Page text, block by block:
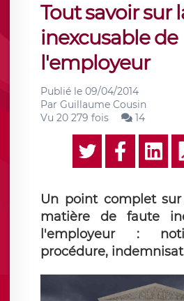
Tout savoir sur
inexcusable de
l'employeur
Publié le 09/04/2014
Par Guillaume Cousin
Vu 20 279 fois
14
Un point complet
matière de faute
l'employeur :
procédure,